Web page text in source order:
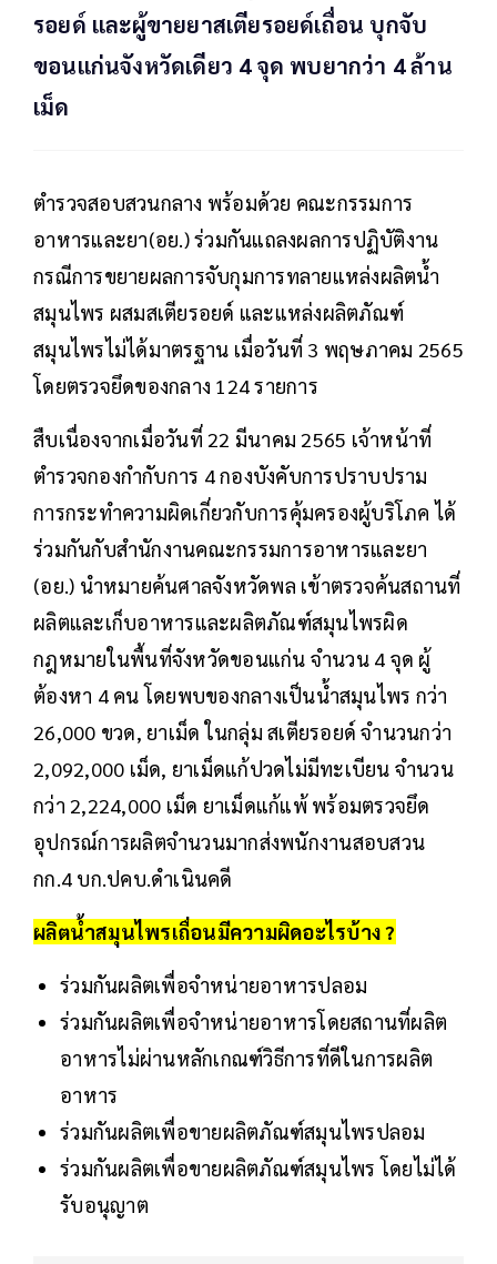
รอยด์ และผู้ขายยาสเตียรอยด์เถื่อน บุกจับ
ขอนแก่นจังหวัดเดียว 4 จุด พบยากว่า 4 ล้าน
เม็ด
ตำรวจสอบสวนกลาง พร้อมด้วย คณะกรรมการ
อาหารและยา(อย.) ร่วมกันแถลงผลการปฏิบัติงาน
กรณีการขยายผลการจับกุมการทลายแหล่งผลิตน้ำ
สมุนไพร ผสมสเตียรอยด์ และแหล่งผลิตภัณฑ์
สมุนไพรไม่ได้มาตรฐาน เมื่อวันที่ 3 พฤษภาคม 2565
โดยตรวจยึดของกลาง 124 รายการ
สืบเนื่องจากเมื่อวันที่ 22 มีนาคม 2565 เจ้าหน้าที่
ตำรวจกองกำกับการ 4 กองบังคับการปราบปราม
การกระทำความผิดเกี่ยวกับการคุ้มครองผู้บริโภค ได้
ร่วมกันกับสำนักงานคณะกรรมการอาหารและยา
(อย.) นำหมายค้นศาลจังหวัดพล เข้าตรวจค้นสถานที่
ผลิตและเก็บอาหารและผลิตภัณฑ์สมุนไพรผิด
กฎหมายในพื้นที่จังหวัดขอนแก่น จำนวน 4 จุด ผู้
ต้องหา 4 คน โดยพบของกลางเป็นน้ำสมุนไพร กว่า
26,000 ขวด, ยาเม็ด ในกลุ่ม สเตียรอยด์ จำนวนกว่า
2,092,000 เม็ด, ยาเม็ดแก้ปวดไม่มีทะเบียน จำนวน
กว่า 2,224,000 เม็ด ยาเม็ดแก้แพ้ พร้อมตรวจยึด
อุปกรณ์การผลิตจำนวนมากส่งพนักงานสอบสวน
กก.4 บก.ปคบ.ดำเนินคดี
ผลิตน้ำสมุนไพรเถื่อนมีความผิดอะไรบ้าง ?
ร่วมกันผลิตเพื่อจำหน่ายอาหารปลอม
ร่วมกันผลิตเพื่อจำหน่ายอาหารโดยสถานที่ผลิต
อาหารไม่ผ่านหลักเกณฑ์วิธีการที่ดีในการผลิต
อาหาร
ร่วมกันผลิตเพื่อขายผลิตภัณฑ์สมุนไพรปลอม
ร่วมกันผลิตเพื่อขายผลิตภัณฑ์สมุนไพร โดยไม่ได้
รับอนุญาต